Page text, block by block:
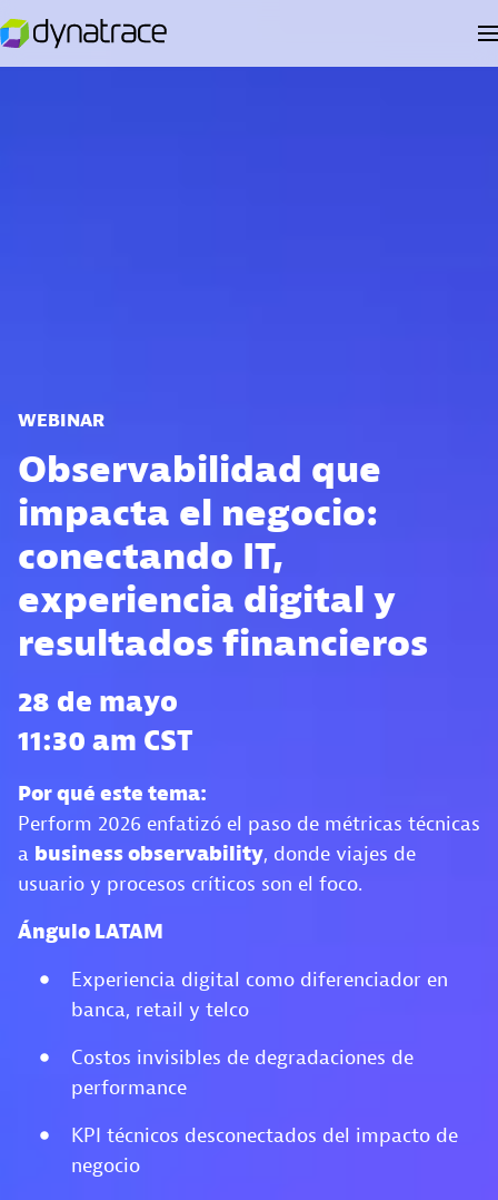
WEBINAR
Observabilidad que
impacta el negocio:
conectando IT,
experiencia digital y
resultados financieros
28 de mayo
11:30 am CST
Por qué este tema:
Perform 2026 enfatizó el paso de métricas técnicas
a business observability, donde viajes de
usuario y procesos críticos son el foco.
Ángulo LATAM
Experiencia digital como diferenciador en
banca, retail y telco
Costos invisibles de degradaciones de
performance
KPI técnicos desconectados del impacto de
negocio